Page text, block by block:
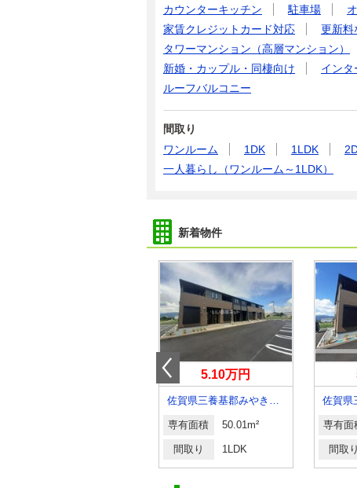
カウンターキッチン
駐車場
家賃クレジットカード対応
更新料
タワーマンション（高層マンション）
新婚・カップル・同棲向け
インタ
ルーフバルコニー
間取り
ワンルーム
1DK 1LDK
一人暮らし（ワンルーム～1LDK）
新着物件
5.10万円
佐賀県三養基郡みやき町大字原古賀
専有面積 50.01m²
間取り 1LDK
専有面
間取り